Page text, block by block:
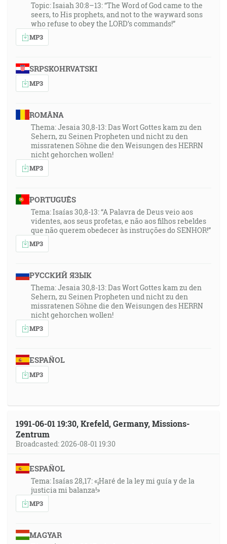
Topic: Isaiah 30:8–13: “The Word of God came to the
seers, to His prophets, and not to the wayward sons
who refuse to obey the LORD’s commands!”
MP3
SRPSKOHRVATSKI
MP3
ROMÂNA
Thema: Jesaia 30,8-13: Das Wort Gottes kam zu den
Sehern, zu Seinen Propheten und nicht zu den
missratenen Söhne die den Weisungen des HERRN
nicht gehorchen wollen!
MP3
PORTUGUÊS
Tema: Isaías 30,8-13: “A Palavra de Deus veio aos
videntes, aos seus profetas, e não aos filhos rebeldes
que não querem obedecer às instruções do SENHOR!”
MP3
РУССКИЙ ЯЗЫК
Thema: Jesaia 30,8-13: Das Wort Gottes kam zu den
Sehern, zu Seinen Propheten und nicht zu den
missratenen Söhne die den Weisungen des HERRN
nicht gehorchen wollen!
MP3
ESPAÑOL
MP3
1991-06-01 19:30, Krefeld, Germany, Missions-
Zentrum
Broadcasted: 2026-08-01 19:30
ESPAÑOL
Tema: Isaías 28,17: «¡Haré de la ley mi guía y de la
justicia mi balanza!»
MP3
MAGYAR